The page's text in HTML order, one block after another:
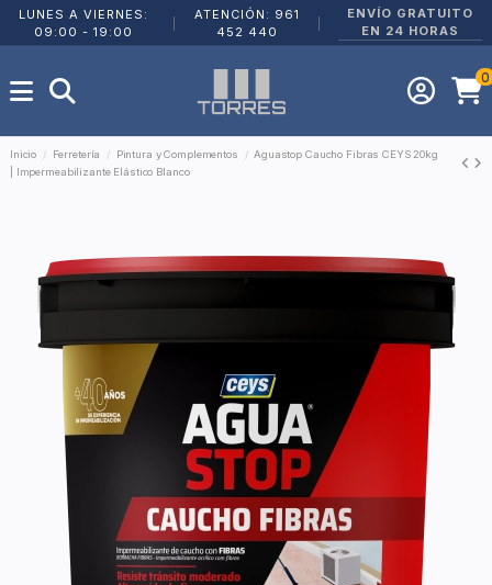
LUNES A VIERNES:
09:00 - 19:00
ATENCIÓN: 961
452 440
ENVÍO GRATUITO
EN 24 HORAS
0
Inicio Ferretería Pintura y Complementos
Aguastop Caucho Fibras CEYS 20kg
| Impermeabilizante Elástico Blanco